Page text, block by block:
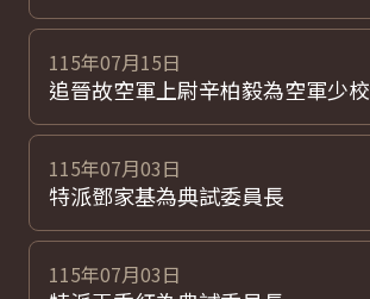
115年07月15日
追晉故空軍上尉辛柏毅為空軍少校
115年07月03日
特派鄧家基為典試委員長
115年07月03日